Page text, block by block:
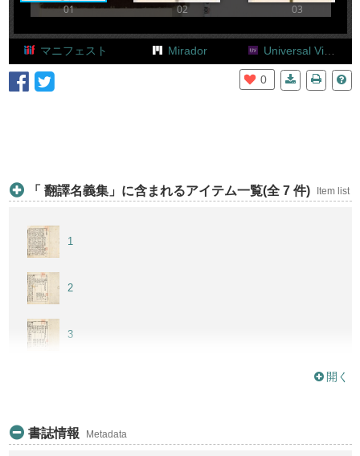
01 02 03
マニフェスト Mirador Universal Viewer
0
「 翻譯名義集」に含まれるアイテム一覧(全 7 件) Item list
1
2
3
5
開く
書誌情報 Metadata